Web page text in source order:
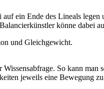
ein Ende des Lineals
könne dabei
und Gleichgewicht.
So kann
jeweils eine Bewegung